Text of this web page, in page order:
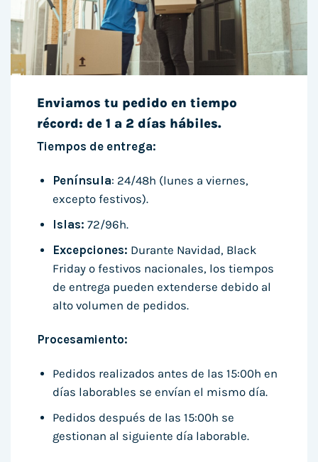
Enviamos tu pedido en tiempo
récord: de 1 a 2 días hábiles.
Tiempos de entrega:
Península: 24/48h (lunes a viernes,
excepto festivos).
Islas: 72/96h.
Excepciones: Durante Navidad, Black
Friday o festivos nacionales, los tiempos
de entrega pueden extenderse debido al
alto volumen de pedidos.
Procesamiento:
Pedidos realizados antes de las 15:00h en
días laborables se envían el mismo día.
Pedidos después de las 15:00h se
gestionan al siguiente día laborable.